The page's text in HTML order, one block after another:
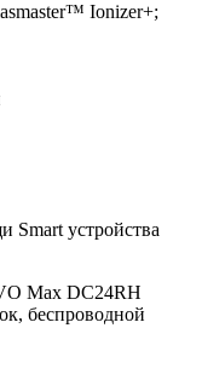
Ionizer+;
Smart устройства
Max DC24RH
беспроводной